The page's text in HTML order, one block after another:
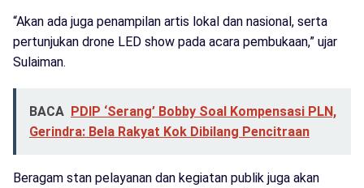
“Akan ada juga penampilan artis lokal dan nasional, serta
pertunjukan drone LED show pada acara pembukaan,” ujar
Sulaiman.
BACA PDIP ‘Serang’ Bobby Soal Kompensasi PLN,
Gerindra: Bela Rakyat Kok Dibilang Pencitraan
Beragam stan pelayanan dan kegiatan publik juga akan